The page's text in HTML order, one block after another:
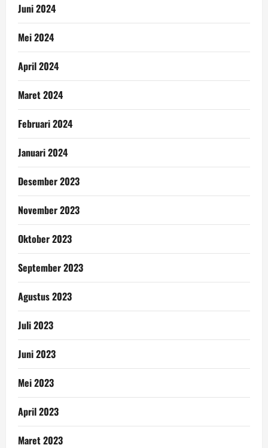
Juni 2024
Mei 2024
April 2024
Maret 2024
Februari 2024
Januari 2024
Desember 2023
November 2023
Oktober 2023
September 2023
Agustus 2023
Juli 2023
Juni 2023
Mei 2023
April 2023
Maret 2023